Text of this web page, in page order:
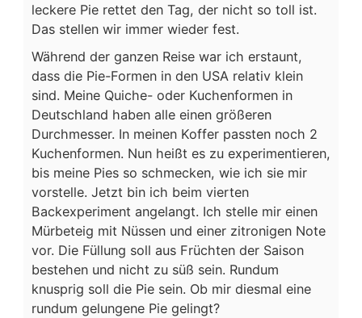
leckere Pie rettet den Tag, der nicht so toll ist.
Das stellen wir immer wieder fest.
Während der ganzen Reise war ich erstaunt,
dass die Pie-Formen in den USA relativ klein
sind. Meine Quiche- oder Kuchenformen in
Deutschland haben alle einen größeren
Durchmesser. In meinen Koffer passten noch 2
Kuchenformen. Nun heißt es zu experimentieren,
bis meine Pies so schmecken, wie ich sie mir
vorstelle. Jetzt bin ich beim vierten
Backexperiment angelangt. Ich stelle mir einen
Mürbeteig mit Nüssen und einer zitronigen Note
vor. Die Füllung soll aus Früchten der Saison
bestehen und nicht zu süß sein. Rundum
knusprig soll die Pie sein. Ob mir diesmal eine
rundum gelungene Pie gelingt?